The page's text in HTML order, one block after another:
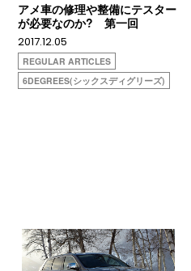
アメ車の修理や整備にテスター
が必要なのか? 第一回
2017.12.05
REGULAR ARTICLES
6DEGREES(シックスディグリーズ)